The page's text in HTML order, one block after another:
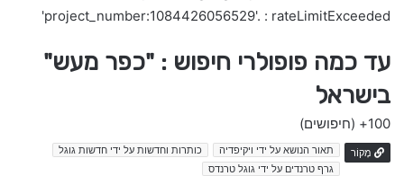
'project_number:1084426056529'. : rateLimitExceeded
עד כמה פופולרי חיפוש : "כפר מעש"
בישראל
100+ (חיפושים)
מָקוֹר תאור הנושא על ידי ויקיפדיה
כותרות וחדשות על ידי חדשות גוגל
גרף טרנדים על ידי גוגל טרנדס